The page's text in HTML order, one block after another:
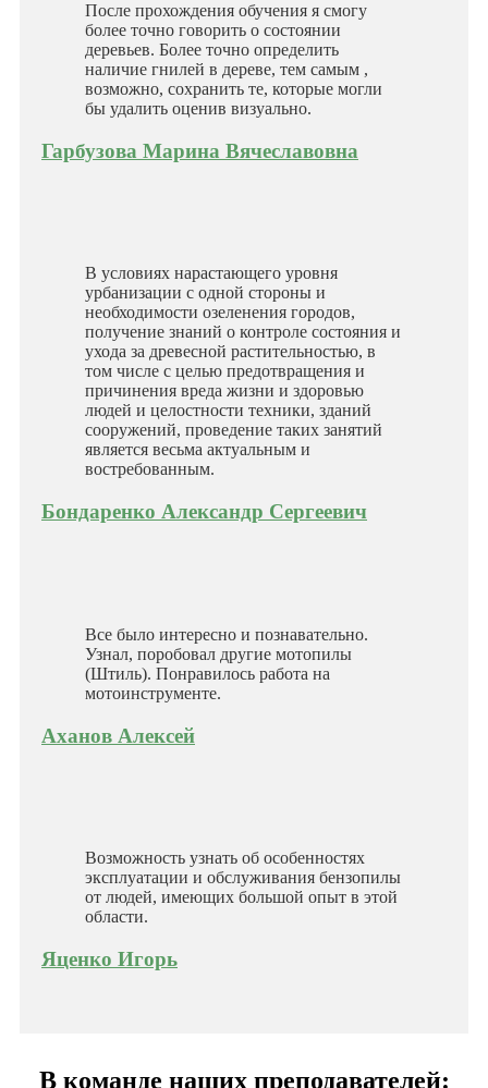
После прохождения обучения я смогу
более точно говорить о состоянии
деревьев. Более точно определить
наличие гнилей в дереве, тем самым ,
возможно, сохранить те, которые могли
бы удалить оценив визуально.
Гарбузова Марина Вячеславовна
В условиях нарастающего уровня
урбанизации с одной стороны и
необходимости озеленения городов,
получение знаний о контроле состояния и
ухода за древесной растительностью, в
том числе с целью предотвращения и
причинения вреда жизни и здоровью
людей и целостности техники, зданий
сооружений, проведение таких занятий
является весьма актуальным и
востребованным.
Бондаренко Александр Сергеевич
Все было интересно и познавательно.
Узнал, поробовал другие мотопилы
(Штиль). Понравилось работа на
мотоинструменте.
Аханов Алексей
Возможность узнать об особенностях
эксплуатации и обслуживания бензопилы
от людей, имеющих большой опыт в этой
области.
Яценко Игорь
В команде наших преподавателей: